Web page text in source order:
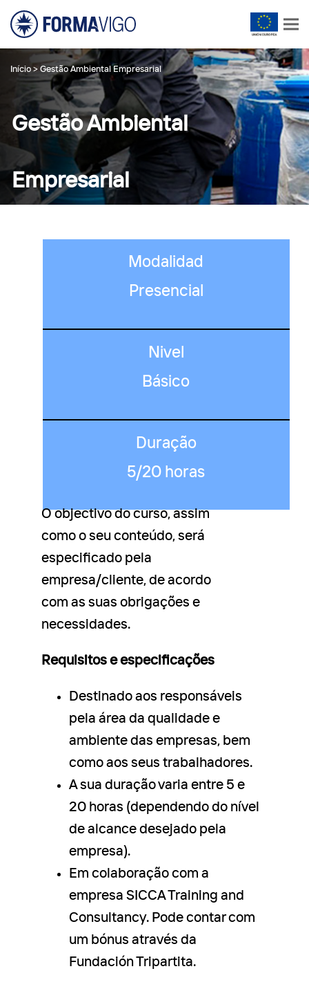
Início> Gestão Ambiental Empresarial
Gestão Ambiental
Empresarial
Modalidad
Presencial
Nivel
Básico
Duração
5/20 horas
O objectivo do curso, assim
como o seu conteúdo, será
especificado pela
empresa/cliente, de acordo
com as suas obrigações e
necessidades.
Requisitos e especificações
Destinado aos responsáveis ​​
pela área da qualidade e
ambiente das empresas, bem
como aos seus trabalhadores.
A sua duração varia entre 5 e
20 horas (dependendo do nível
de alcance desejado pela
empresa).
Em colaboração com a
empresa SICCA Training and
Consultancy. Pode contar com
um bónus através da
Fundación Tripartita.